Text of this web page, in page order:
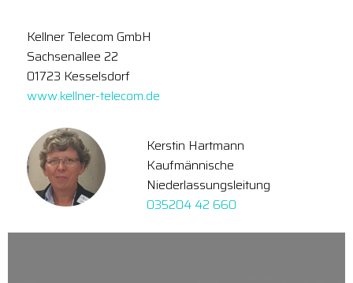
Kellner Telecom GmbH
Sachsenallee 22
01723 Kesselsdorf
www.kellner-telecom.de
Kerstin Hartmann
Kaufmännische
Niederlassungsleitung
035204 42 660